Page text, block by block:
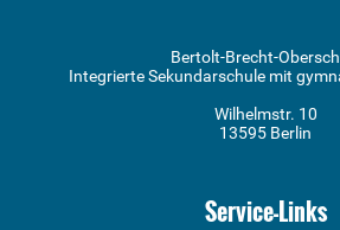
Bertolt-Brecht-
Integrierte Sekundarschule mit
Wilhelmstr. 10
13595 Berlin
Service-Links